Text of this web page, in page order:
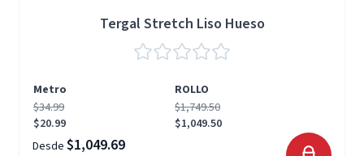
Tergal Stretch Liso Hueso
Metro
ROLLO
$34.99
$20.99
$1,749.50
$1,049.50
Desde $1,049.69